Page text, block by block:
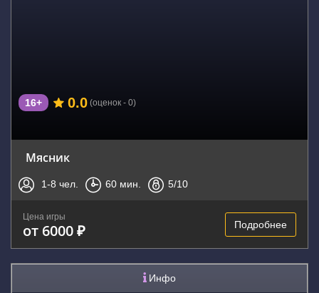
16+ 0.0 (оценок - 0)
Мясник
1-8 чел. 60 мин. 5/10
Цена игры
от 6000 ₽ Подробнее
Инфо